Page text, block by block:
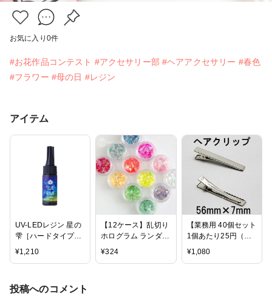
お気に入り 0件
#お花作品コンテスト #アクセサリー部 #ヘアアクセサリー #春色
#フラワー #母の日 #レジン
アイテム
UV-LEDレジン 星の
雫［ハードタイプ］
25ｇ
¥1,210
【12ケース】乱切り
ホログラム ランダム
12ケースアソート 封
¥324
【業務用 40個セット
1個あたり25円（税
別）】 ヘアクリップ
[56mm×7mm] sgy-
¥1,080
投稿へのコメント